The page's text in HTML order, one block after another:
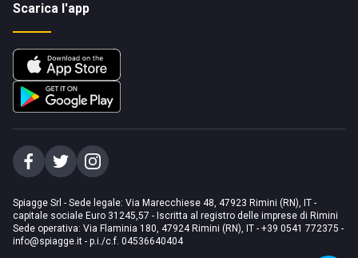
Scarica l'app
Spiagge Srl - Sede legale: Via Marecchiese 48, 47923 Rimini (RN), IT -
capitale sociale Euro 31245,57 - Iscritta al registro delle imprese di Rimini
Sede operativa: Via Flaminia 180, 47924 Rimini (RN), IT - +39 0541 772375 -
info@spiagge.it - p.i./c.f. 04536640404